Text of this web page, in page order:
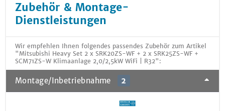
Zubehör & Montage-
Dienstleistungen
Wir empfehlen Ihnen folgendes passendes Zubehör zum Artikel
"Mitsubishi Heavy Set 2 x SRK20ZS-WF + 2 x SRK25ZS-WF +
SCM71ZS-W Klimaanlage 2,0/2,5kW WiFi | R32":
Montage/Inbetriebnahme 2